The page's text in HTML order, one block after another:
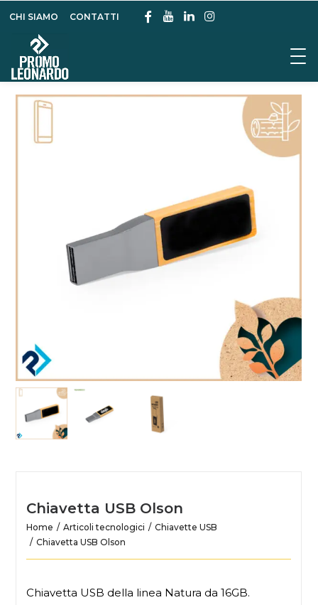
CHI SIAMO CONTATTI
Chiavetta USB Olson
Home Articoli tecnologici
Chiavette USB
Chiavetta USB Olson
Chiavetta USB della linea Natura da 16GB.